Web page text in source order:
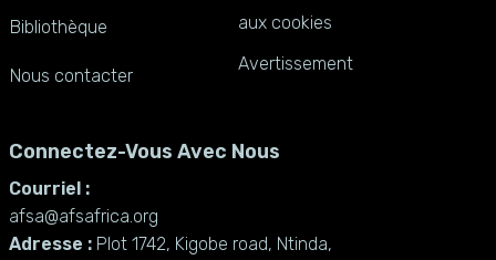
Bibliothèque
Nous contacter
aux cookies
Avertissement
Connectez-Vous Avec Nous
Courriel :
afsa@afsafrica.org
Adresse : Plot 1742, Kigobe road, Ntinda,